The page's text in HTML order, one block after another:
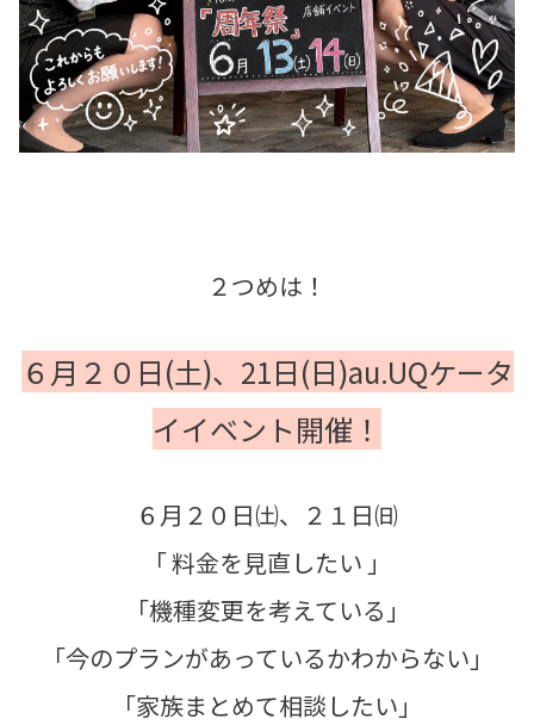
２つめは！
６月２０日(土)、21日(日)au.UQケータ
イイベント開催！
６月２０日㈯、２１日㈰
「 料金を見直したい 」
「機種変更を考えている」
「今のプランがあっているかわからない」
「家族まとめて相談したい」